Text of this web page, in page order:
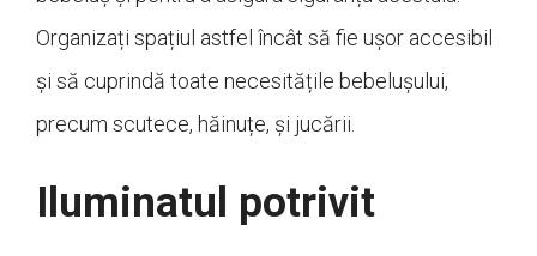
Organizați spațiul astfel încât să fie ușor accesibil
și să cuprindă toate necesitățile bebelușului,
precum scutece, hăinuțe, și jucării.
Iluminatul potrivit